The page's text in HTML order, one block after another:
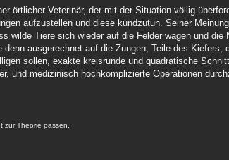
örtlicher Veterinär, der mit der Situation völlig
aufzustellen und diese kundzutun. Seiner
wilde Tiere sich wieder auf die Felder wagen und
denn ausgerechnet auf die Zungen, Teile des
sollen, exakte kreisrunde und quadratische
und medizinisch hochkomplizierte Operationen
zur Theorie passen,